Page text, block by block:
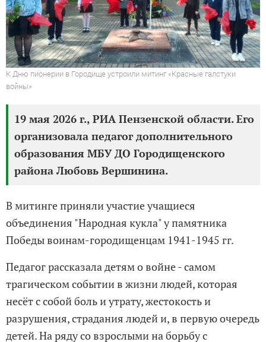
К Дню пионерии в Городище устроили митинг «Красные галстуки
войны»
19 мая 2026 г., РИА Пензенской области. Его
организовала педагог дополнительного
образования МБУ ДО Городищенского
района Любовь Вершинина.
В митинге приняли участие учащиеся
объединения "Народная кукла" у памятника
Победы воинам-городищенцам 1941-1945 гг.
Педагог рассказала детям о войне - самом
трагическом событии в жизни людей, которая
несёт с собой боль и утрату, жестокость и
разрушения, страдания людей и, в первую очередь
детей. На ряду со взрослыми на борьбу с